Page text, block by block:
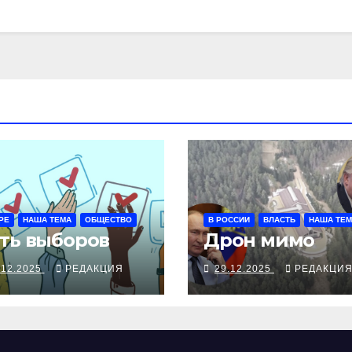
НАША ТЕМА ОБЩЕСТВО
выборов
РЕДАКЦИЯ
В РОССИИ ВЛАСТЬ НАША
Дрон мимо
29.12.2025 РЕДАКЦИЯ